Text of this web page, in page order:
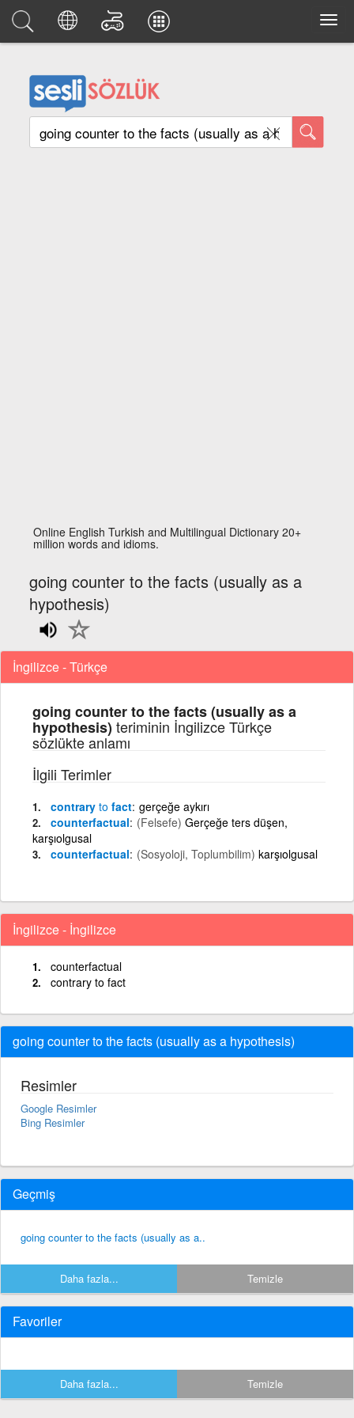
Online English Turkish and Multilingual Dictionary 20+
million words and idioms.
going counter to the facts (usually as a
hypothesis)
İngilizce - Türkçe
going counter to the facts (usually as a
hypothesis) teriminin İngilizce Türkçe
sözlükte anlamı
İlgili Terimler
contrary to fact gerçeğe aykırı
counterfactual (Felsefe) Gerçeğe ters düşen,
karşıolgusal
counterfactual (Sosyoloji, Toplumbilim) karşıolgusal
İngilizce - İngilizce
counterfactual
contrary to fact
going counter to the facts (usually as a hypothesis)
Resimler
Google Resimler
Bing Resimler
Geçmiş
going counter to the facts (usually as a..
Daha fazla... Temizle
Favoriler
Daha fazla... Temizle